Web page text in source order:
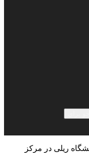
ریلی در مرکز